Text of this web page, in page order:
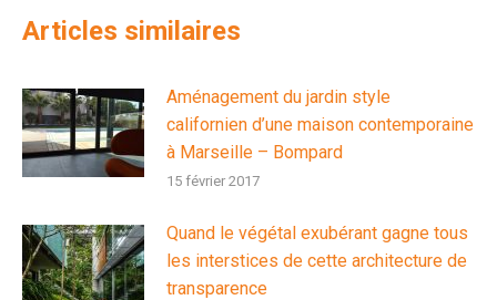
Articles similaires
Aménagement du jardin style
californien d’une maison contemporaine
à Marseille – Bompard
15 février 2017
Quand le végétal exubérant gagne tous
les interstices de cette architecture de
transparence